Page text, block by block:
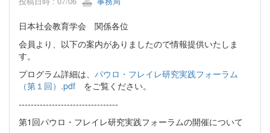
日本社会教育学会 関係各位
会員より、以下の案内がありましたので情報提供いたしま
す。
プログラム詳細は、 パウロ・フレイレ研究実践フォーラム
（第１回）.pdf をご覧ください。
---------------------------------
第1回パウロ・フレイレ研究実践フォーラムの開催について